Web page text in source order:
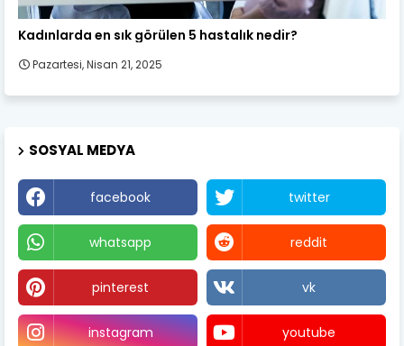
Kadın Sağlığı
Kadınlarda en sık görülen 5 hastalık nedir?
Pazartesi, Nisan 21, 2025
SOSYAL MEDYA
facebook twitter
whatsapp reddit
pinterest vk
instagram youtube